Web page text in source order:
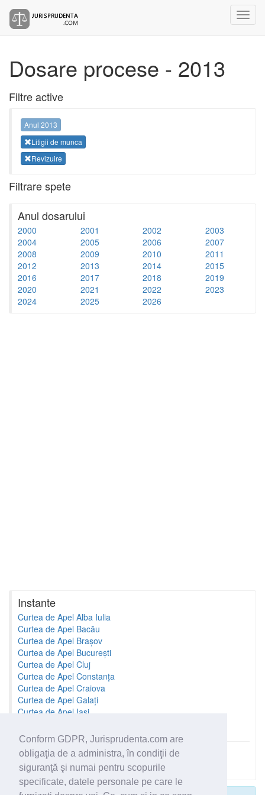
Conform GDPR, Jurisprudenta.com are
obligaţia de a administra, în condiţii de
siguranţă şi numai pentru scopurile
specificate, datele personale pe care le
Dosare procese - 2013
Filtre active
Anul 2013
Litigii de munca
Revizuire
Filtrare spete
Anul dosarului
2000 2001 2002
2003
2004
2005 2006
2007
2008
2009 2010
2011
2012
2013 2014
2015
2016
2017 2018
2019
2020
2021 2022
2023
2024
2025 2026
Instante
Curtea de Apel Alba Iulia
Curtea de Apel Bacău
Curtea de Apel Brașov
Curtea de Apel București
Curtea de Apel Cluj
Curtea de Apel Constanța
Curtea de Apel Craiova
Curtea de Apel Galați
Curtea de Apel Iași
Toate instantele